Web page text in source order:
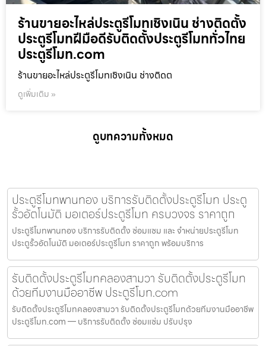
ร้านขายอะไหล่ประตูรีโมทเชิงเนิน ช่างติดตั้ง
ประตูรีโมทฝีมือดีรับติดตั้งประตูรีโมททั่วไทย
ประตูรีโมท.com
ร้านขายอะไหล่ประตูรีโมทเชิงเนิน ช่างติดต
ดูเพิ่มเติม »
ดูบทความทั้งหมด
ประตูรีโมทพานทอง บริการรับติดตั้งประตูรีโมท ประตู
รั้วอัตโนมัติ มอเตอร์ประตูรีโมท ครบวงจร ราคาถูก
ประตูรีโมทพานทอง บริการรับติดตั้ง ซ่อมแซม และ จำหน่ายประตูรีโมท
ประตูรั้วอัตโนมัติ มอเตอร์ประตูรีโมท ราคาถูก พร้อมบริการ
รับติดตั้งประตูรีโมทคลองสามวา รับติดตั้งประตูรีโมท
ด้วยทีมงานมืออาชีพ ประตูรีโมท.com
รับติดตั้งประตูรีโมทคลองสามวา รับติดตั้งประตูรีโมทด้วยทีมงานมืออาชีพ
ประตูรีโมท.com — บริการรับติดตั้ง ซ่อมแซ่ม ปรับปรุง